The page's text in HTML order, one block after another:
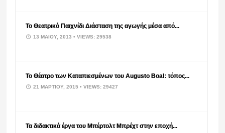
Το Θεατρικό Παιχνίδι Διάσταση της αγωγής μέσα από...
13 ΜΑΪ́ΟΥ, 2013• VIEWS: 29538
Το Θέατρο των Καταπιεσμένων του Augusto Boal: τόπος...
21 ΜΑΡΤΊΟΥ, 2015• VIEWS: 29427
Τα διδακτικά έργα του Μπέρτολτ Μπρέχτ στην εποχή...